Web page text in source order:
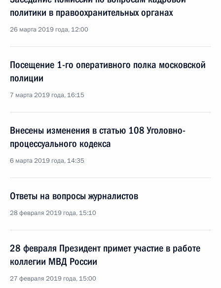
политики в правоохранительных органах
26 марта 2019 года, 12:00
Посещение 1-го оперативного полка московской
полиции
7 марта 2019 года, 16:15
Внесены изменения в статью 108 Уголовно-
процессуального кодекса
6 марта 2019 года, 14:35
Ответы на вопросы журналистов
28 февраля 2019 года, 15:10
28 февраля Президент примет участие в работе
коллегии МВД России
27 февраля 2019 года, 15:00